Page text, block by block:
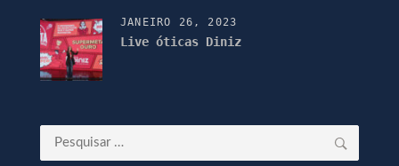
JANEIRO 26, 2023
Live óticas Diniz
Pesquisar
por: